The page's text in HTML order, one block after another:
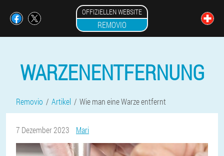
OFFIZIELLEN WEBSITE
REMOVIO
WARZENENTFERNUNG
Removio Artikel Wie man eine Warze entfernt
7 Dezember 2023 Mari